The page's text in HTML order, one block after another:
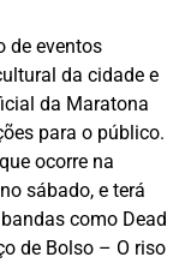
de eventos
da cidade e
da Maratona
para o público.
ocorre na
sábado, e terá
como Dead
de Bolso – O riso